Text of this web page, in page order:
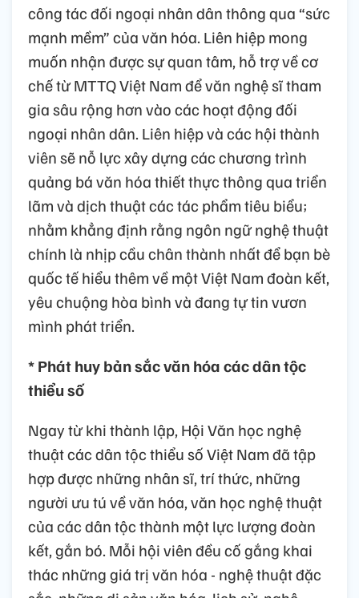
công tác đối ngoại nhân dân thông qua “sức
mạnh mềm” của văn hóa. Liên hiệp mong
muốn nhận được sự quan tâm, hỗ trợ về cơ
chế từ MTTQ Việt Nam để văn nghệ sĩ tham
gia sâu rộng hơn vào các hoạt động đối
ngoại nhân dân. Liên hiệp và các hội thành
viên sẽ nỗ lực xây dựng các chương trình
quảng bá văn hóa thiết thực thông qua triển
lãm và dịch thuật các tác phẩm tiêu biểu;
nhằm khẳng định rằng ngôn ngữ nghệ thuật
chính là nhịp cầu chân thành nhất để bạn bè
quốc tế hiểu thêm về một Việt Nam đoàn kết,
yêu chuộng hòa bình và đang tự tin vươn
mình phát triển.
* Phát huy bản sắc văn hóa các dân tộc
thiểu số
Ngay từ khi thành lập, Hội Văn học nghệ
thuật các dân tộc thiểu số Việt Nam đã tập
hợp được những nhân sĩ, trí thức, những
người ưu tú về văn hóa, văn học nghệ thuật
của các dân tộc thành một lực lượng đoàn
kết, gắn bó. Mỗi hội viên đều cố gắng khai
thác những giá trị văn hóa - nghệ thuật đặc